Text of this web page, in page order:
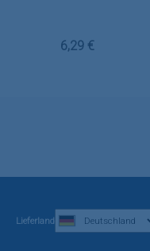
Regulärer Preis:
6,29 €
Lieferland